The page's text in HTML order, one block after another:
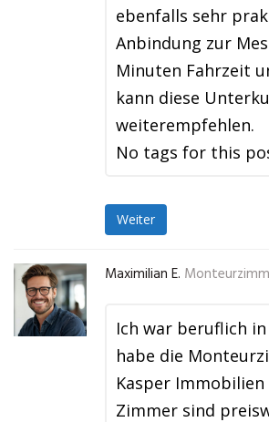
ebenfalls sehr
Anbindung zur
Minuten Fahrzeit
kann diese
weiterempfehlen.
No tags for this
Weiter
Maximilian E.
Ich war beruflich
habe die
Kasper
Zimmer sind